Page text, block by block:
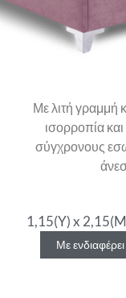
Με λιτή γραμμή
ισορροπία
σύγχρονους
1,15(Y) x
Με ενδιαφέρει